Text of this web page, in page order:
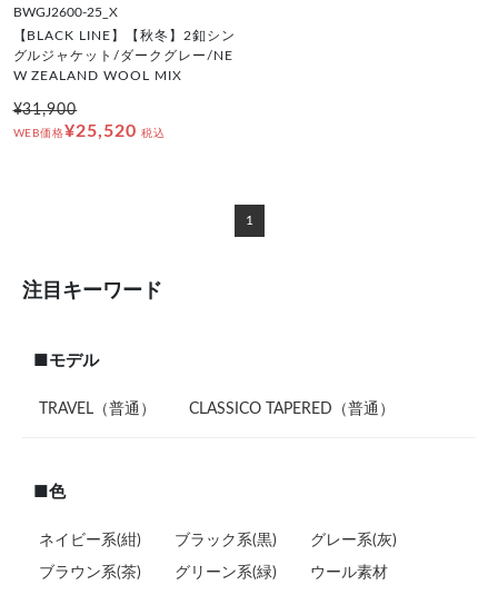
BWGJ2600-25_X
【BLACK LINE】【秋冬】2釦シン
グルジャケット/ダークグレー/NE
W ZEALAND WOOL MIX
¥31,900
WEB価格¥25,520 税込
1
注目キーワード
■モデル
TRAVEL（普通） CLASSICO TAPERED（普通）
■色
ネイビー系(紺) ブラック系(黒) グレー系(灰)
ブラウン系(茶) グリーン系(緑) ウール素材